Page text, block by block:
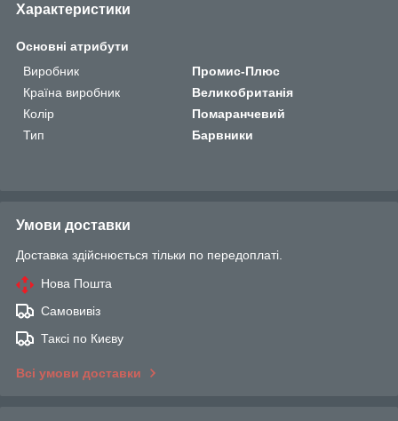
Характеристики
Основні атрибути
Виробник
Промис-Плюс
Країна виробник
Великобританія
Колір
Помаранчевий
Тип
Барвники
Умови доставки
Доставка здійснюється тільки по передоплаті.
Нова Пошта
Самовивіз
Таксі по Києву
Всі умови доставки